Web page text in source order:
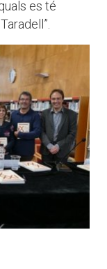
es té